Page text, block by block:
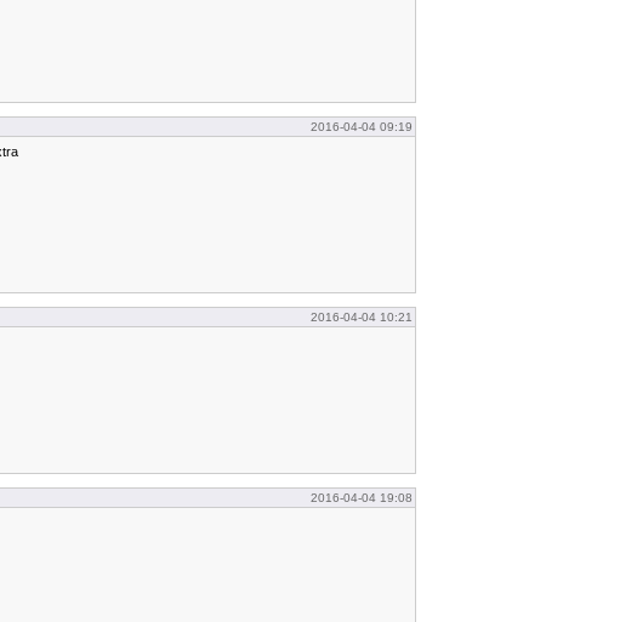
2016-04-04 09:19
2016-04-04 10:21
2016-04-04 19:08